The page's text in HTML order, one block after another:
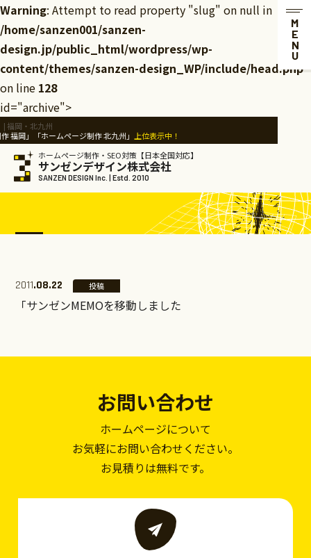
Warning: Attempt to read property "slug" on null in
/home/sanzen001/sanzen-
design.jp/public_html/wordpress/wp-
content/themes/sanzen-design_WP/include/head.php
on line 128
id="archive">
| 福岡・北九州
岡」「ホームページ制作 北九州」上位表示中！
ホームページ制作・SEO対策【日本全国対応】
サンゼンデザイン株式会社
SANZEN DESIGN Inc. | Estd. 2010
MENU
2011.08.22 投稿
「サンゼンMEMOを移動しました
お問い合わせ
ホームページについて
お気軽にお問い合わせください。
お見積りは無料です。